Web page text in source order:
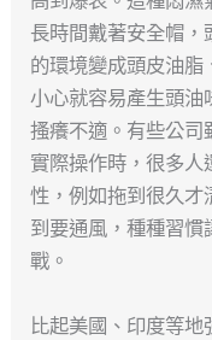
長時間戴著安全帽，
的環境變成頭皮油
小心就容易產生頭油
搔癢不適。有些公司
實際操作時，很多人
性，例如拖到很久才
到要通風，種種習
戰。
比起美國、印度等